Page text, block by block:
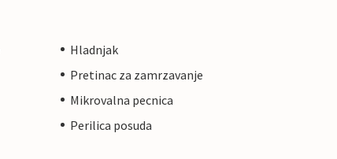
Hladnjak
Pretinac za zamrzavanje
Mikrovalna pecnica
Perilica posuda